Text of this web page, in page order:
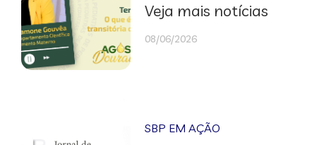
Veja mais notícias
08/06/2026
SBP EM AÇÃO